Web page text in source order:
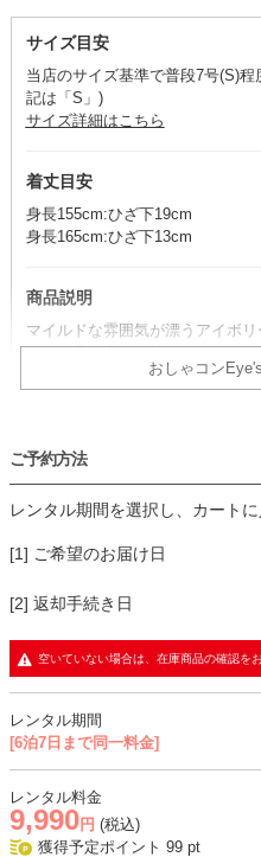
サイズ目安
当店のサイズ基準で普段7号(S)
記は「S」)
サイズ詳細はこちら
着丈目安
身長155cm:ひざ下19cm
身長165cm:ひざ下13cm
商品説明
マイルドな雰囲気が漂うアイボリ
王道の品の良さを持ちつつ、イ
おしゃコン
コーデのポイント
スーツの色味よりも濃い小物が
メリハリが加わり、スーツの明
ブラウン系の小物は優しさを、
生地
・ジャケットとスカートはやや
重ね
・ブラウスはさらっとした柔らか
入学式、卒業式、学校行事、式
ご予約方法
レンタル期間を選択し、カート
[1] ご希望のお届け日
[2] 返却手続き日
空いていない場合は、在庫商品の確認を
レンタル期間
[6泊7日まで同一料金]
レンタル料金
9,990 円 (税込)
獲得予定ポイント 99 pt